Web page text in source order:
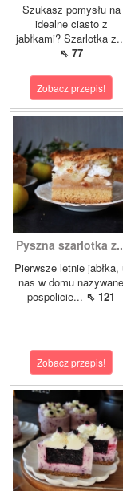
Szukasz pomysłu na
idealne ciasto z
jabłkami? Szarlotka
⇖ 77
Zobacz przepis!
Pyszna szarlotka
Pierwsze letnie jabłka,
nas w domu nazywane
pospolicie... ⇖ 121
Zobacz przepis!